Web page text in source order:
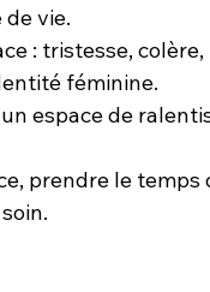
vie.
: tristesse,
féminine.
espace de
prendre le temps